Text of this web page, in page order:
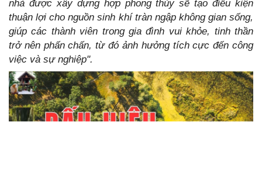
nhà được xây dựng hợp phong thủy sẽ tạo điều kiện
thuận lợi cho nguồn sinh khí tràn ngập không gian sống,
giúp các thành viên trong gia đình vui khỏe, tinh thần
trở nên phấn chấn, từ đó ảnh hưởng tích cực đến công
việc và sự nghiệp".